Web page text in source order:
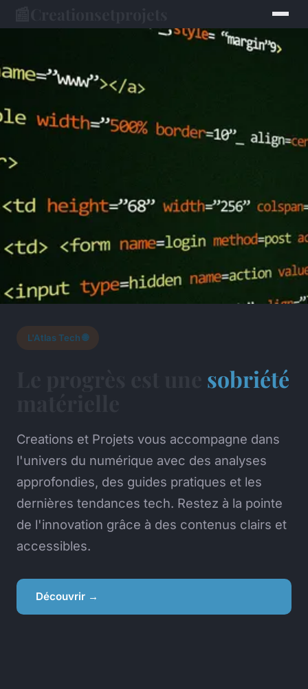
L'Atlas Tech 🌐
sobriété
Creations et Projets vous accompagne dans
l'univers du numérique avec des analyses
approfondies, des guides pratiques et les
dernières tendances tech. Restez à la pointe
de l'innovation grâce à des contenus clairs et
accessibles.
Découvrir →